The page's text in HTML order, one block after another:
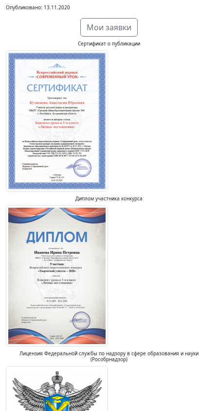
Опубликовано: 13.11.2020
Мои заявки
Сертификат о публикации
Диплом участника конкурса
Лицензия Федеральной службы по надзору в сфере образования и науки
(Рособрнадзор)